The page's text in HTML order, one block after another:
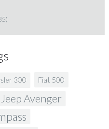
300 Fiat 500
Jeep Avenger